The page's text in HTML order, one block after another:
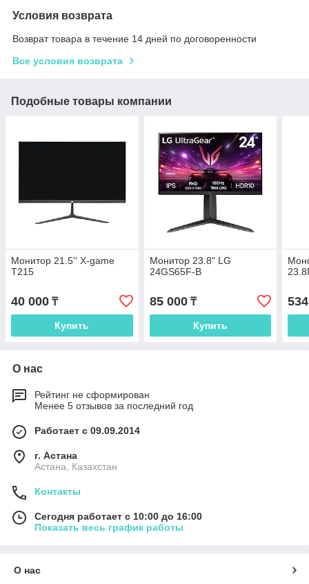
Условия возврата
Возврат товара в течение 14 дней по договоренности
Все условия возврата
Подобные товары компании
Монитор 21.5'' X-game
T215
40 000 ₸
Купить
Монитор 23.8" LG
24GS65F-B
85 000₸
Купить
О нас
Рейтинг не сформирован
Менее 5 отзывов за последний год
Работает с 09.09.2014
г. Астана
Астана, Казахстан
Контакты
Сегодня работает с 10:00 до 16:00
Показать весь график работы
О нас